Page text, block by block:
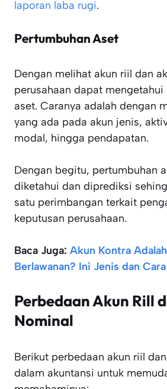
laporan laba rugi.
Pertumbuhan Aset
Dengan melihat akun riil dan
perusahaan dapat
aset. Caranya adalah dengan
yang ada pada akun jenis,
modal, hingga pendapatan.
Dengan begitu, pertumbuhan
diketahui dan diprediksi
satu perimbangan terkait
keputusan perusahaan.
Baca Juga: Akun Kontra
Berlawanan? Ini Jenis dan
Perbedaan Akun Rill
Nominal
Berikut perbedaan akun riil
dalam akuntansi untuk